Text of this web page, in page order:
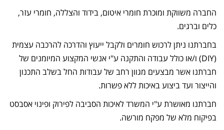
החברה משווקת ומוכרת חומרי איטום, בידוד והצללה, חומרי עזר,
כלים וברגים.
בחברתנו ניתן לרכוש חומרים ולקבל ייעוץ והדרכה להרכבה עצמית
(DIY) ו/או כולל עבודה והתקנה ע"י אנשי המקצוע המיומנים של
חברתנו אשר מבצעים מגוון רחב של עבודות החל בשלב התכנון
והייצור ועד ביצוע באיכות ללא פשרות.
חברתנו מאושרת ע"י המשרד לאיכות הסביבה לפירוק ופינוי אסבסט
בפיקוח מלא של מפקח מורשה.